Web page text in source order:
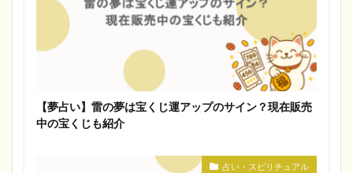
【夢占い】雷の夢は宝くじ運アップのサイン？現在販売
中の宝くじも紹介
占い・スピリチュアル